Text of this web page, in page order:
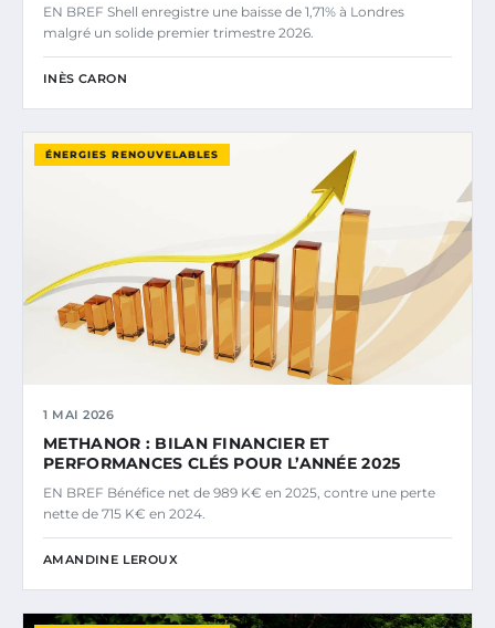
EN BREF Shell enregistre une baisse de 1,71% à Londres
malgré un solide premier trimestre 2026.
INÈS CARON
ÉNERGIES RENOUVELABLES
1 MAI 2026
METHANOR : BILAN FINANCIER ET
PERFORMANCES CLÉS POUR L’ANNÉE 2025
EN BREF Bénéfice net de 989 K€ en 2025, contre une perte
nette de 715 K€ en 2024.
AMANDINE LEROUX